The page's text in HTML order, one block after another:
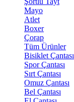
Mayo
Atlet
Boxer
Çorap
Tüm Ürünler
Bisiklet Çantası
Spor Çantası
Sırt Çantası
Omuz Çantası
Bel Çantası